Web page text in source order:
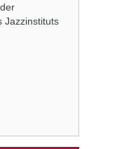
Jazzinstituts